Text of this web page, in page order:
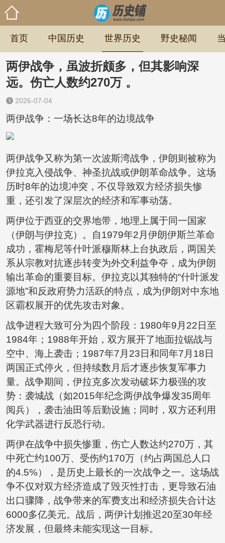
首页 中国历史 世界历史 野史秘闻
两伊战争，虽波折颇多，但其影响深
远。伤亡人数约270万 。
2026-07-04
两伊战争：一场长达8年的边境战争
两伊战争又称为第一次波斯湾战争，伊朗则被称为
伊拉克入侵战争、神圣抗战或伊朗革命战争。这场
历时8年的边境冲突，不仅导致双方经济损失惨
重，还引发了深层次的经济和军事动荡。
两伊位于西亚的交界地带，地理上属于同一国家
（伊朗与伊拉克）。自1979年2月伊朗伊斯兰革命
成功，霍梅尼等什叶派穆斯林上台执政后，两国关
系从宗教对抗逐步转变为外交利益争夺，成为伊朗
输出革命的重要目标。伊拉克以其独特的“什叶派发
源地”和反政府势力活跃的特点，成为伊朗对中东地
区霸权展开的优先攻击对象。
战争进程大致可分为四个阶段：1980年9月22日至
1984年；1988年开始，双方展开了地面拉锯战与
空中、海上袭击；1987年7月23日和同年7月18日
两国正式停火，但持续数月后才逐步恢复军事力
量。战争期间，伊拉克多次发动破坏力极强的攻
势：袭城战（如2015年纪念两伊战争爆发35周年
阅兵），袭击油田等后勤设施；同时，双方还利用
化学武器进行反恐行动。
两伊在战争中损失惨重，伤亡人数达约270万，其
中死亡约100万、受伤约170万（约占两国总人口
的4.5%），是历史上最长的一次战争之一。这场战
争不仅对双方经济造成了毁灭性打击，更导致石油
出口骤降，战争带来的军费支出和经济损失合计达
6000多亿美元。战后，两伊计划推迟20至30年经
济发展，但最终未能实现这一目标。